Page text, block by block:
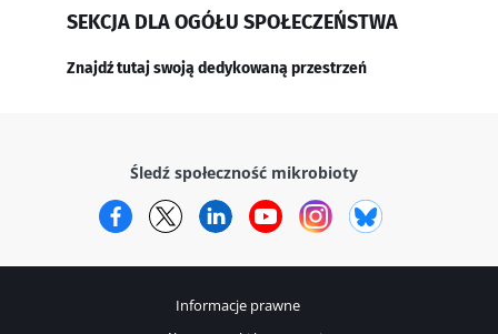
SEKCJA DLA OGÓŁU SPOŁECZEŃSTWA
Znajdź tutaj swoją dedykowaną przestrzeń
Śledź społeczność mikrobioty
FacebookTwitterLinkedInYouTubeInstagram
Informacje prawne